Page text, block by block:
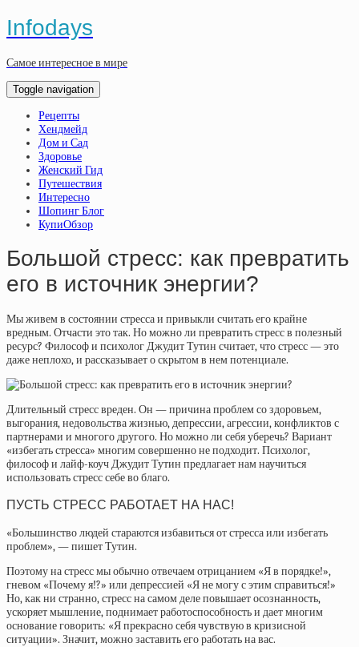
Infodays
Самое интересное в мире
Toggle navigation
Рецепты
Хендмейд
Дом и Сад
Здоровье
Женский Гид
Путешествия
Интересно
Шопинг Блог
КупиОбзор
Большой стресс: как превратить
его в источник энергии?
Мы живем в состоянии стресса и привыкли считать его крайне
вредным. Отчасти это так. Но можно ли превратить стресс в полезный
ресурс? Философ и психолог Джудит Тутин считает, что стресс — это
даже неплохо, и рассказывает о скрытом в нем потенциале.
Длительный стресс вреден. Он — причина проблем со здоровьем,
выгорания, недовольства жизнью, депрессии, агрессии, конфликтов с
партнерами и многого другого. Но можно ли себя уберечь? Вариант
«избегать стресса» многим совершенно не подходит. Психолог,
философ и лайф-коуч Джудит Тутин предлагает нам научиться
использовать стресс себе во благо.
ПУСТЬ СТРЕСС РАБОТАЕТ НА НАС!
«Большинство людей стараются избавиться от стресса или избегать
проблем», — пишет Тутин.
Поэтому на стресс мы обычно отвечаем отрицанием «Я в порядке!»,
гневом «Почему я!?» или депрессией «Я не могу с этим справиться!»
Но, как ни странно, стресс на самом деле повышает осознанность,
ускоряет мышление, поднимает работоспособность и дает многим
основание говорить: «Я прекрасно себя чувствую в кризисной
ситуации». Значит, можно заставить его работать на вас.